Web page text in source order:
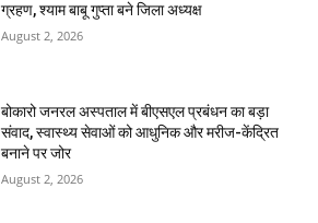
ग्रहण, श्याम बाबू गुप्ता बने जिला अध्यक्ष
August 2, 2026
बोकारो जनरल अस्पताल में बीएसएल प्रबंधन का बड़ा
संवाद, स्वास्थ्य सेवाओं को आधुनिक और मरीज-केंद्रित
बनाने पर जोर
August 2, 2026